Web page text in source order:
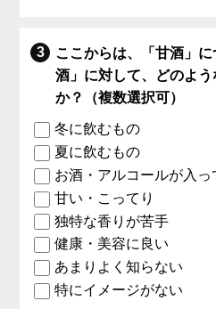
ここからは、「甘酒」
酒」に対して、どのよ
か？（複数選択可）
冬に飲むもの
夏に飲むもの
お酒・アルコールが入っ
甘い・こってり
独特な香りが苦手
健康・美容に良い
あまりよく知らない
特にイメージがない